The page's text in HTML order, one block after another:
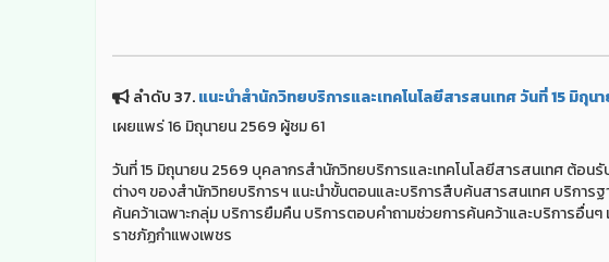
ลำดับ 37.แนะนำสำนักวิทยบริการและเทคโนโลยีสารสนเทศ วันที่ 15 มิถุน
เผยแพร่ 16 มิถุนายน 2569 ผู้ชม 61
วันที่ 15 มิถุนายน 2569 บุคลากรสำนักวิทยบริการและเทคโนโลยีสารสนเทศ ต้อน
ต่างๆ ของสำนักวิทยบริการฯ แนะนำขั้นตอนและบริการสืบค้นสารสนเทศ บริการ
ค้นคว้าเฉพาะกลุ่ม บริการยืมคืน บริการตอบคำถามช่วยการค้นคว้าและบริการอื่น
ราชภัฏกำแพงเพชร